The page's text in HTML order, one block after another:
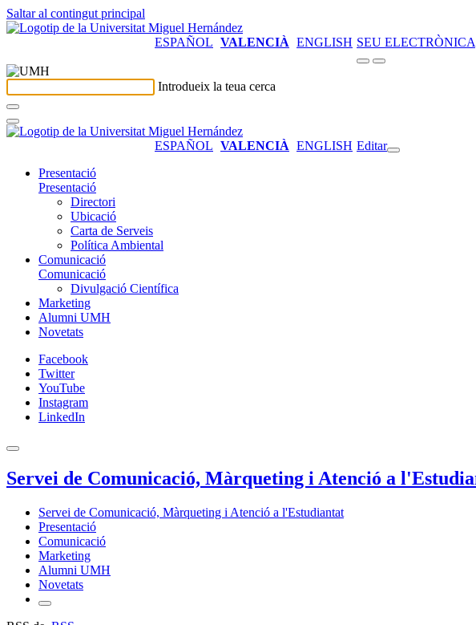
Saltar al contingut principal
ESPAÑOL VALENCIÀ ENGLISH SEU ELECTRÒNICA
Introdueix la teua cerca
ESPAÑOL VALENCIÀ ENGLISH Editar
Presentació
Presentació
Directori
Ubicació
Carta de Serveis
Política Ambiental
Comunicació
Comunicació
Divulgació Científica
Marketing
Alumni UMH
Novetats
Facebook
Twitter
YouTube
Instagram
LinkedIn
Servei de Comunicació, Màrqueting i Atenció a
Servei de Comunicació, Màrqueting i Atenció a l'Estudiantat
Presentació
Comunicació
Marketing
Alumni UMH
Novetats